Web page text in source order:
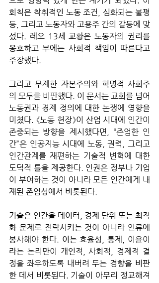
회칙은 착취적인 노동 조건, 심화되는 불평
등, 그리고 노동자와 고용주 간의 갈등에 맞
섰다. 레오 13세 교황은 노동자의 권리를
옹호하고 부에는 사회적 책임이 따른다고
주장했다.
그리고 무제한 자본주의와 혁명적 사회주
의 모두를 비판했다. 이 문서는 교회를 넘어
노동권과 경제 정의에 대한 논쟁에 영향을
미쳤다. 《노동 헌장》이 산업 시대에 인간이
존중되는 방향을 제시했다면, “존엄한 인
간”은 인공지능 시대에 노동, 권력, 그리고
인간관계를 재편하는 기술적 변혁에 대한
도덕적 틀을 제공한다. 인권은 정부나 기업
이 부여하는 것이 아니라 모든 인간에게 내
재된 존엄성에서 비롯된다.
기술은 인간을 데이터, 경제 단위 또는 최적
화 문제로 전락시키는 것이 아니라 인류에
봉사해야 한다. 이는 효율성, 통제, 이윤이
라는 논리만이 개인적, 사회적, 경제적 결
정을 좌우하도록 내버려 두는 경향을 비판
한 데서 비롯된다. 기술이 아무리 정교해져